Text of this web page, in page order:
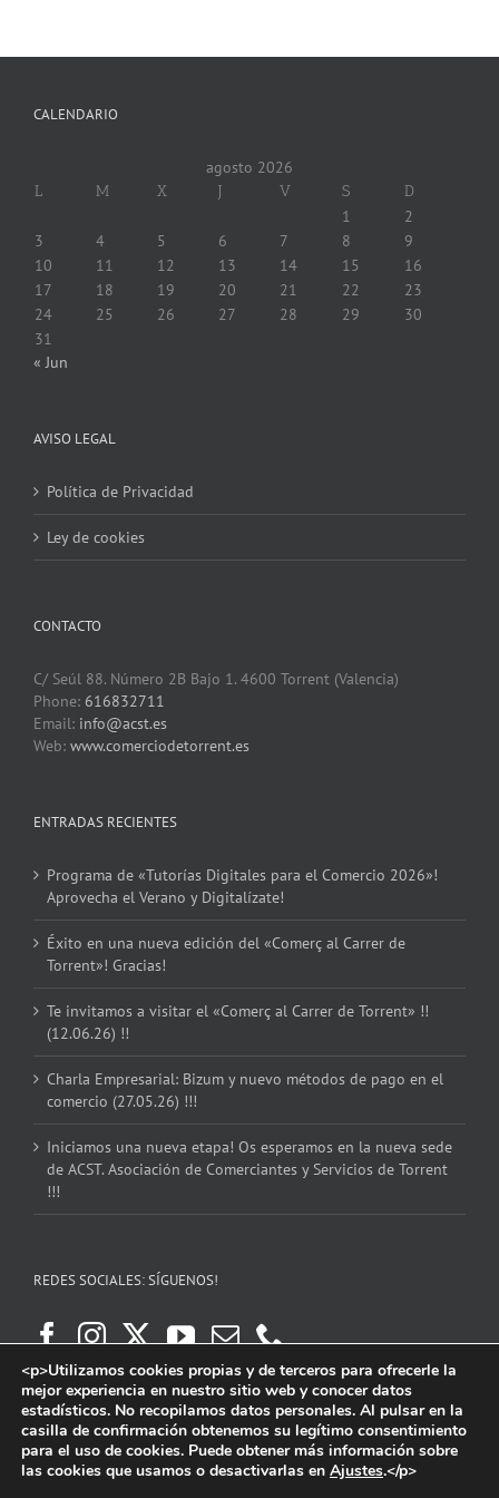
CALENDARIO
agosto 2026
L M X J V S D
1
2
3
4 5 6 7 8
9
10
11 12 13 14 15
16
17
18 19 20 21 22
23
24
25 26 27 28 29
30
31
« Jun
AVISO LEGAL
Política de Privacidad
Ley de cookies
CONTACTO
C/ Seúl 88. Número 2B Bajo 1. 4600 Torrent (Valencia)
Phone: 616832711
Email: info@acst.es
Web: www.comerciodetorrent.es
ENTRADAS RECIENTES
Programa de «Tutorías Digitales para el Comercio 2026»!
Aprovecha el Verano y Digitalízate!
Éxito en una nueva edición del «Comerç al Carrer de
Torrent»! Gracias!
Te invitamos a visitar el «Comerç al Carrer de Torrent» !!
(12.06.26) !!
Charla Empresarial: Bizum y nuevo métodos de pago en el
comercio (27.05.26) !!!
Iniciamos una nueva etapa! Os esperamos en la nueva sede
de ACST. Asociación de Comerciantes y Servicios de Torrent
!!!
REDES SOCIALES: SÍGUENOS!
<p>Utilizamos cookies propias y de terceros para ofrecerle la
mejor experiencia en nuestro sitio web y conocer datos
estadísticos. No recopilamos datos personales. Al pulsar en la
casilla de confirmación obtenemos su legítimo consentimiento
para el uso de cookies. Puede obtener más información sobre
las cookies que usamos o desactivarlas en Ajustes.</p>